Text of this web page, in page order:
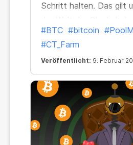
Schritt halten. Das gilt
schneller wächst als
Alltagsleben. Das
dass wir einen stabilen
haben, der uns in jeder
erhalten bleibt – Bitcoin.
#BTC #bitcoin
#CT_Farm
Veröffentlicht: 9. Februar